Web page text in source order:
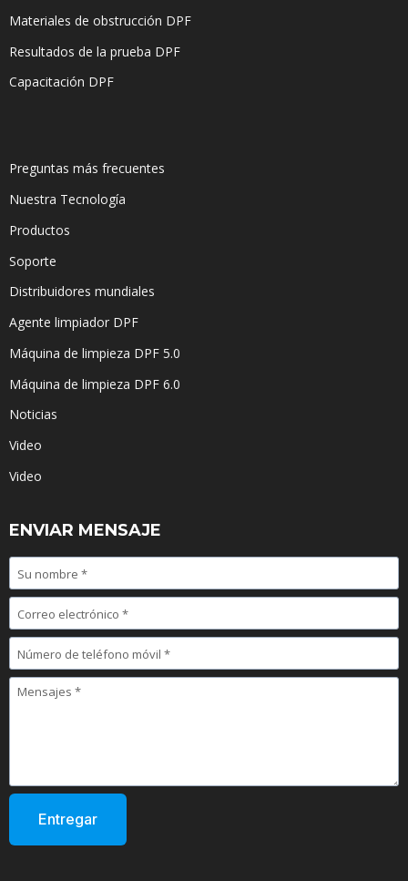
Materiales de obstrucción DPF
Resultados de la prueba DPF
Capacitación DPF
Preguntas más frecuentes
Nuestra Tecnología
Productos
Soporte
Distribuidores mundiales
Agente limpiador DPF
Máquina de limpieza DPF 5.0
Máquina de limpieza DPF 6.0
Noticias
Video
Video
ENVIAR MENSAJE